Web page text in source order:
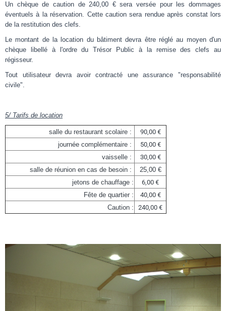
Un chèque de caution de 240,00 € sera versée pour les dommages
éventuels à la réservation. Cette caution sera rendue après constat lors
de la restitution des clefs.
Le montant de la location du bâtiment devra être réglé au moyen d'un
chèque libellé à l'ordre du Trésor Public à la remise des clefs au
régisseur.
Tout utilisateur devra avoir contracté une assurance "responsabilité
civile".
5/ Tarifs de location
salle du restaurant scolaire :
90,00 €
journée complémentaire :
50,00 €
vaisselle :
30,00 €
salle de réunion en cas de besoin :
25,00 €
jetons de chauffage :
6,00 €
Fête de quartier :
40,00 €
Caution :
240,00 €